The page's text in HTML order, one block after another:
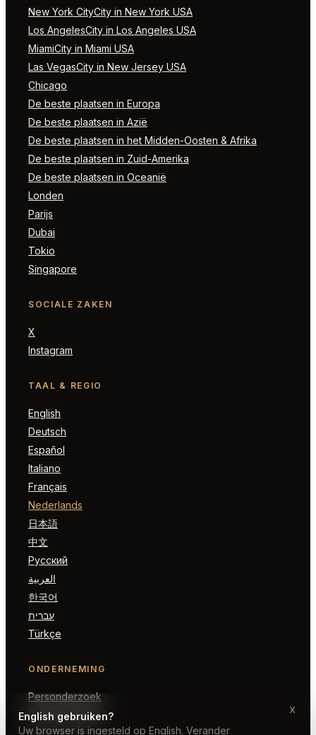
New York CityCity in New York USA
Los AngelesCity in Los Angeles USA
MiamiCity in Miami USA
Las VegasCity in New Jersey USA
Chicago
De beste plaatsen in Europa
De beste plaatsen in Azië
De beste plaatsen in het Midden-Oosten & Afrika
De beste plaatsen in Zuid-Amerika
De beste plaatsen in Oceanië
Londen
Parijs
Dubai
Tokio
Singapore
SOCIALE ZAKEN
X
Instagram
TAAL & REGIO
English
Deutsch
Español
Italiano
Français
Nederlands
日本語
中文
Русский
العربية
한국어
עברית
Türkçe
ONDERNEMING
Personderzoek
Partner worden
English gebruiken?
Uw browser is ingesteld op English. Verander
x